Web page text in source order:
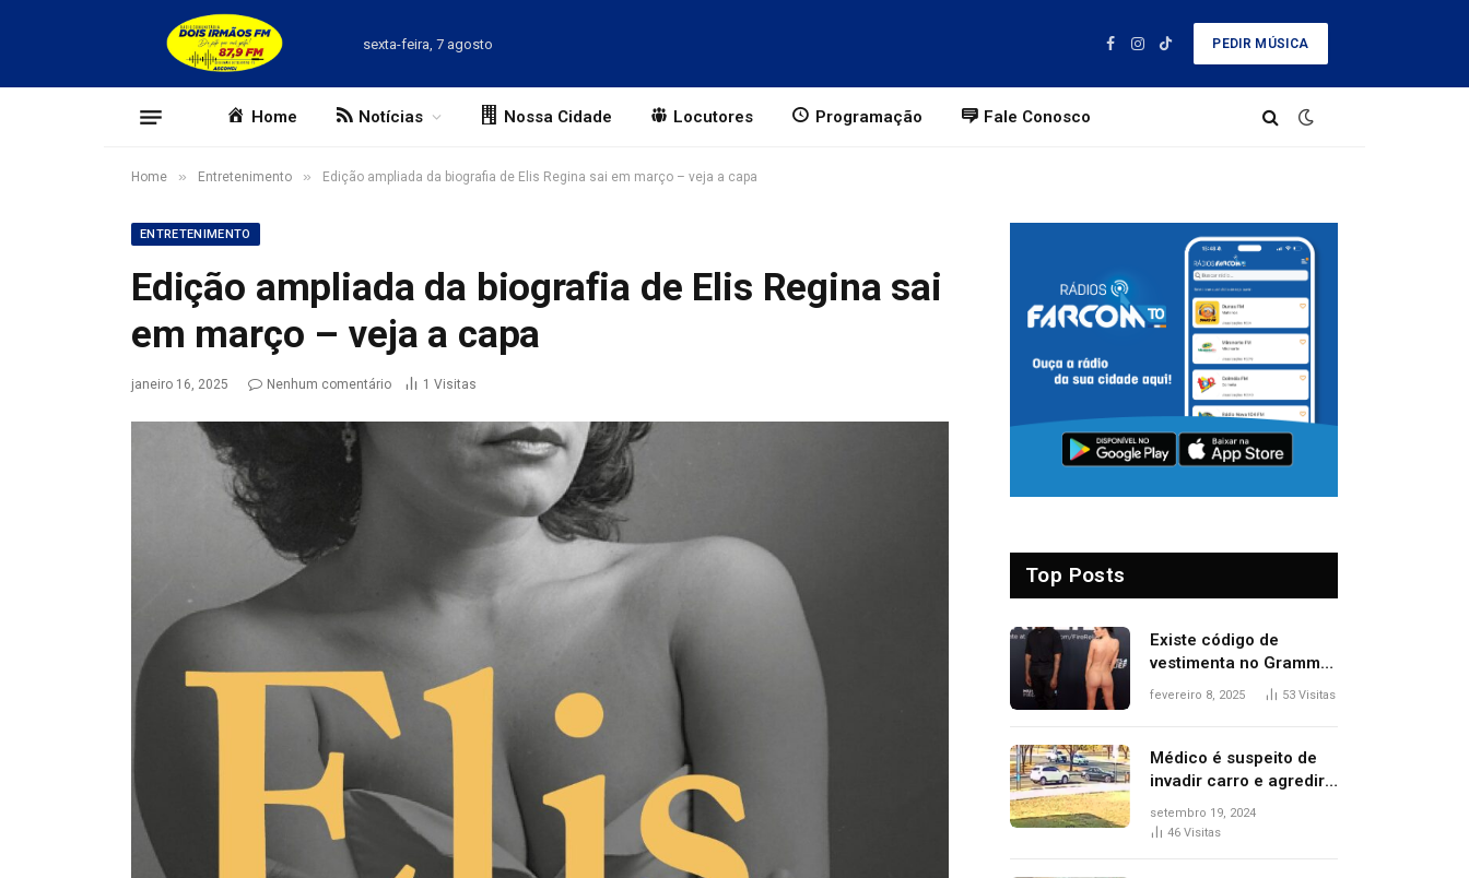
sexta-feira, 7 agosto
Facebook
Instagram
TikTok
PEDIR MÚSICA
Home Notícias Nossa Cidade Locutores Programação Fale Conosco
Home » Entretenimento » Edição ampliada da biografia de Elis Regina sai em março – veja a capa
ENTRETENIMENTO
Edição ampliada da biografia de Elis Regina sai
em março – veja a capa
janeiro 16, 2025 Nenhum comentário 1 Visitas
Top Posts
Existe código de
vestimenta no Grammy?
Questionamento surgiu
aparecer nua na
premiação
fevereiro 8, 2025 53 Visitas
Médico é suspeito de
invadir carro e agredir
delegado aposentado
durante confusão no
setembro 19, 2024
46 Visitas